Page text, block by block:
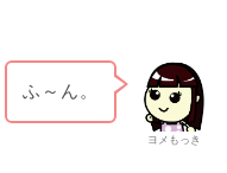
ヨメもっき
ふ～ん。